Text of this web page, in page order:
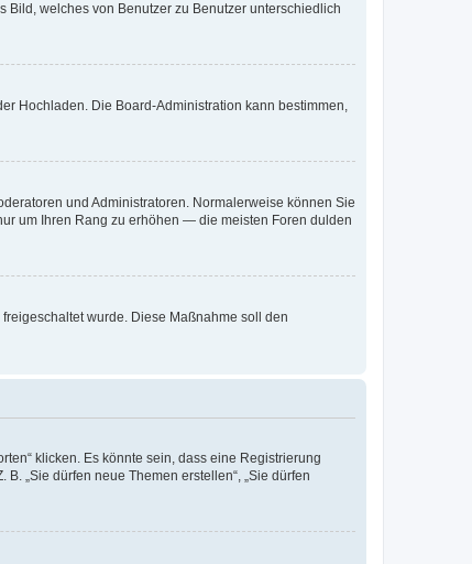
Bild, welches von Benutzer zu Benutzer unterschiedlich
Hochladen. Die Board-Administration kann bestimmen,
und Administratoren. Normalerweise können Sie
um Ihren Rang zu erhöhen — die meisten Foren dulden
wurde. Diese Maßnahme soll den
klicken. Es könnte sein, dass eine Registrierung
„Sie dürfen neue Themen erstellen“, „Sie dürfen